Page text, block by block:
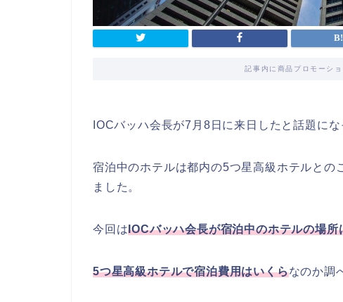
記事内に商品プロモーシ
IOCバッハ会長が7月8日に来日したと話題にな
宿泊中のホテルは都内の5つ星高級ホテルとの
ました。
今回はIOCバッハ会長が宿泊中のホテルの場所
5つ星高級ホテルで宿泊費用はいくらなのか調